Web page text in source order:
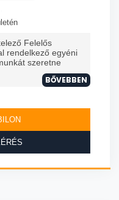
Felelős
rendelkező egyéni
szeretne
BŐVEBBEN